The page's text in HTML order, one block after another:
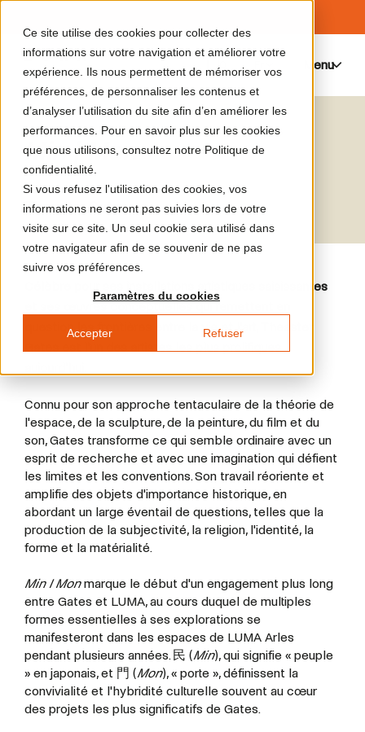
Ce site utilise des cookies pour collecter des
informations sur votre navigation et améliorer votre
expérience. Ils nous permettent de mémoriser vos
préférences, de personnaliser les contenus et
d’analyser l’utilisation du site afin d’en améliorer les
performances. Pour en savoir plus sur les cookies
que nous utilisons, consultez notre Politique de
confidentialité.
Si vous refusez l'utilisation des cookies, vos
informations ne seront pas suivies lors de votre
visite sur ce site. Un seul cookie sera utilisé dans
votre navigateur afin de se souvenir de ne pas
suivre vos préférences.
Paramètres du cookies
Accepter Refuser
Menu
Min | Mon
Theaster Gates
Célèbre pour ses installations artistiques saisissantes
question les frontières entre la vie et l'art, Theaster
Connu pour son approche tentaculaire de la théorie de
l'espace, de la sculpture, de la peinture, du film et du
son, Gates transforme ce qui semble ordinaire avec un
esprit de recherche et avec une imagination qui défient
les limites et les conventions. Son travail réoriente et
amplifie des objets d'importance historique, en
abordant un large éventail de questions, telles que la
production de la subjectivité, la religion, l'identité, la
forme et la matérialité.
Min I Monmarque le début d'un engagement plus long
entre Gates et LUMA, au cours duquel de multiples
formes essentielles à ses explorations se
manifesteront dans les espaces de LUMA Arles
pendant plusieurs années. 民 (Min), qui signifie « peuple
» en japonais, et 門 (Mon), « porte », définissent la
convivialité et l'hybridité culturelle souvent au cœur
des projets les plus significatifs de Gates.